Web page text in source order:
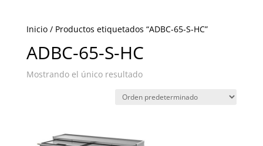
Inicio/ Productos etiquetados “ADBC-65-S-HC”
ADBC-65-S-HC
Mostrando el único resultado